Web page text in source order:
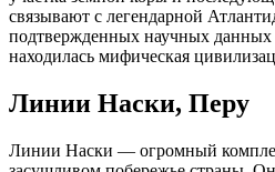
связывают с легендарной
подтвержденных научных данных
находилась мифическая
Линии Наски, Перу
Линии Наски — огромный